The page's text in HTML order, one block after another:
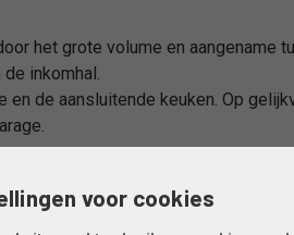
het grote volume en aangename
inkomhal.
de aansluitende keuken. Op
4 ruime slaapkamers en een
voor cookies